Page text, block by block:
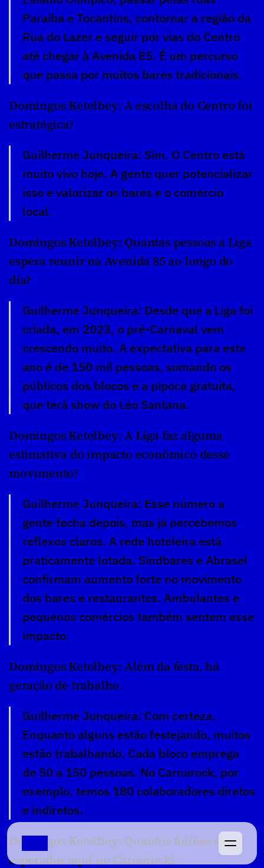
Paraíba e Tocantins, contornar a região da
Rua do Lazer e seguir por vias do Centro
até chegar à Avenida 85. É um percurso
que passa por muitos bares tradicionais.
Domingos Ketelbey: A escolha do Centro foi
estratégica?
Guilherme Junqueira: Sim. O Centro está
muito vivo hoje. A gente quer potencializar
isso e valorizar os bares e o comércio
local.
Domingos Ketelbey: Quantas pessoas a Liga
espera reunir na Avenida 85 ao longo do
dia?
Guilherme Junqueira: Desde que a Liga foi
criada, em 2023, o pré-Carnaval vem
crescendo muito. A expectativa para este
ano é de 150 mil pessoas, somando os
públicos dos blocos e a pipoca gratuita,
que terá show do Léo Santana.
Domingos Ketelbey: A Liga faz alguma
estimativa do impacto econômico desse
movimento?
Guilherme Junqueira: Esse número a
gente fecha depois, mas já percebemos
reflexos claros. A rede hoteleira está
praticamente lotada. Sindbares e Abrasel
confirmam aumento forte no movimento
dos bares e restaurantes. Ambulantes e
pequenos comércios também sentem esse
impacto.
Domingos Ketelbey: Além da festa, há
geração de trabalho.
Guilherme Junqueira: Com certeza.
Enquanto alguns estão festejando, muitos
estão trabalhando. Cada bloco emprega
de 50 a 150 pessoas. No Carnarock, por
exemplo, temos 180 colaboradores diretos
e indiretos.
Domingos Ketelbey: Quantos foliões são
esperados aqui no Carnarock?